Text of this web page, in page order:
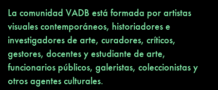
La comunidad VADB está formada por artistas
visuales contemporáneos, historiadores e
investigadores de arte, curadores, críticos,
gestores, docentes y estudiante de arte,
funcionarios públicos, galeristas, coleccionistas y
otros agentes culturales.